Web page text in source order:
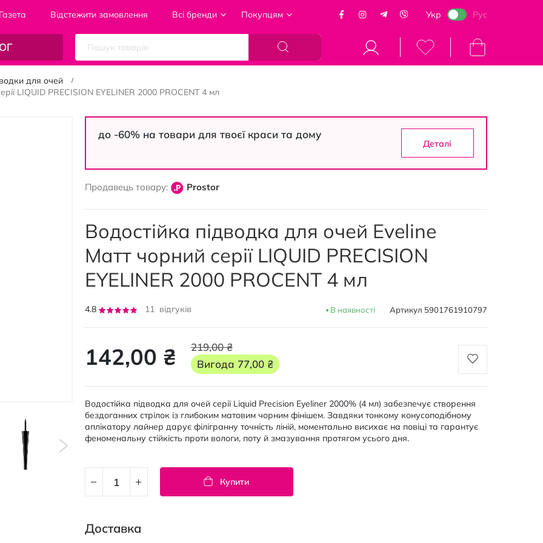
Газета Відстежити замовлення Всі бренди Покупцям Укр Рус
Кошик
для очей
LIQUID PRECISION EYELINER 2000 PROCENT 4 мл
до -60% на товари для твоєї краси та дому
Деталі
Продавець товару: Prostor
Водостійка підводка для очей Eveline
Матт чорний серії LIQUID PRECISION
EYELINER 2000 PROCENT 4 мл
Рейтинг:
4.8
11 відгуків В наявності Артикул 5901761910797
142,00 ₴
219,00 ₴
Вигода 77,00 ₴
Водостійка підводка для очей серії Liquid Precision Eyeliner 2000% (4 мл) забезпечує створення
бездоганних стрілок із глибоким матовим чорним фінішем. Завдяки тонкому конусоподібному
аплікатору лайнер дарує філігранну точність ліній, моментально висихає на повіці та гарантує
феноменальну стійкість проти вологи, поту й змазування протягом усього дня.
Купити
Доставка